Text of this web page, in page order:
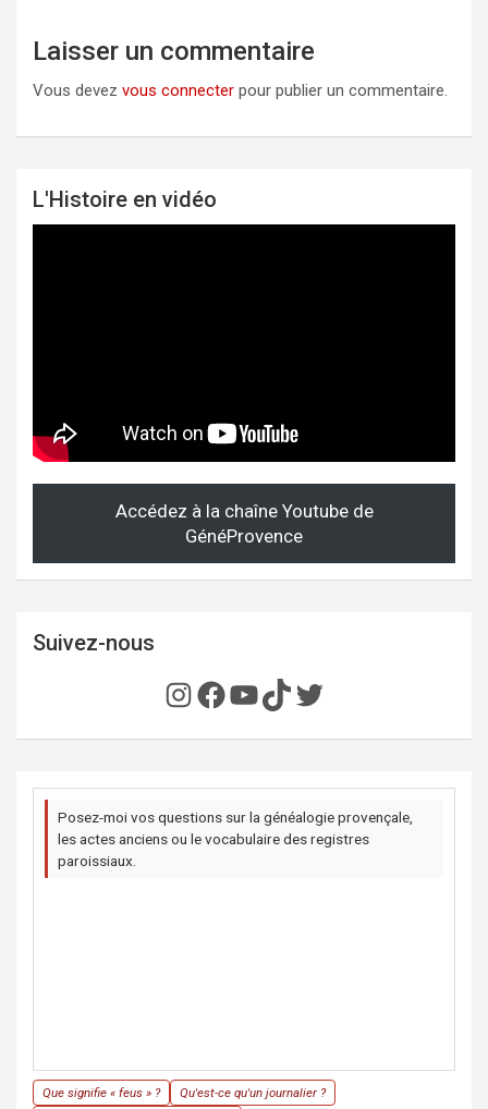
Laisser un commentaire
Vous devez vous connecter pour publier un commentaire.
L'Histoire en vidéo
Accédez à la chaîne Youtube de
GénéProvence
Suivez-nous
Instagram
Facebook
YouTube
TikTok
Twitter
Posez-moi vos questions sur la généalogie provençale,
les actes anciens ou le vocabulaire des registres
paroissiaux.
Que signifie « feus » ?
Qu'est-ce qu'un journalier ?